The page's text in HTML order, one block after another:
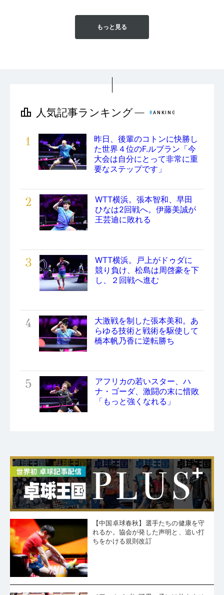
もっと見る
1
昨日、後輩のコトンに快勝し
た世界４位のF.ルブラン「今
大会は自分にとって非常に重
要なステップです」
2
WTT横浜。張本智和、早田
ひなは2回戦へ。伊藤美誠が
王芸迪に敗れる
3
WTT横浜。戸上がドゥダに
競り負け、松島は周啓豪を下
し、２回戦へ進む
4
大激戦を制した張本美和。あ
らゆる技術と戦術を駆使して
橋本帆乃香に逆転勝ち
5
アフリカの若いスター、ハ
ナ・ゴーダ、激闘の末に惜敗
「もっと強くなれる」
【中国卓球春秋】選手たちの健康を守
れるか。協会が発した声明と、追い打
ちをかける規則改訂